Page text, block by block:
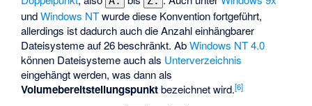
undWindows NTwurde diese Konvention fortgeführt,
allerdings ist dadurch auch die Anzahl einhängbarer
Dateisysteme auf 26 beschränkt. AbWindows NT 4.0
können Dateisysteme auch als Unterverzeichnis
eingehängt werden, was dann als
Volumebereitstellungspunktbezeichnet wird.[6]